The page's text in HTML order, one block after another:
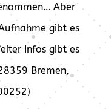
Aber
gibt es
Infos gibt es
Bremen,